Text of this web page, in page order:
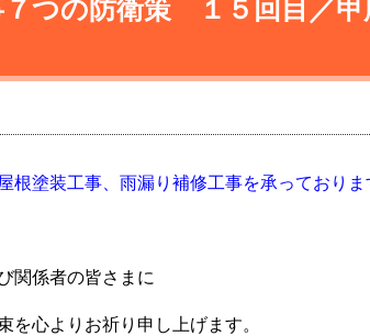
つの防衛策 １５回目／
根塗装工事、雨漏り補修工事を承っており
関係者の皆さまに
心よりお祈り申し上げます。